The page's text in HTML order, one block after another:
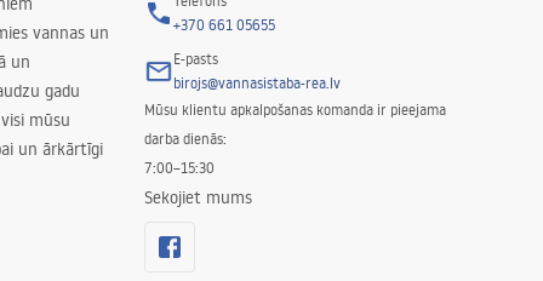
vannas un
un
gadu
mūsu
un ārkārtīgi
+370 661 05655
E-pasts
birojs@vannasistaba-rea.lv
Mūsu klientu apkalpošanas komanda ir pieejama
darba dienās:
7:00–15:30
Sekojiet mums